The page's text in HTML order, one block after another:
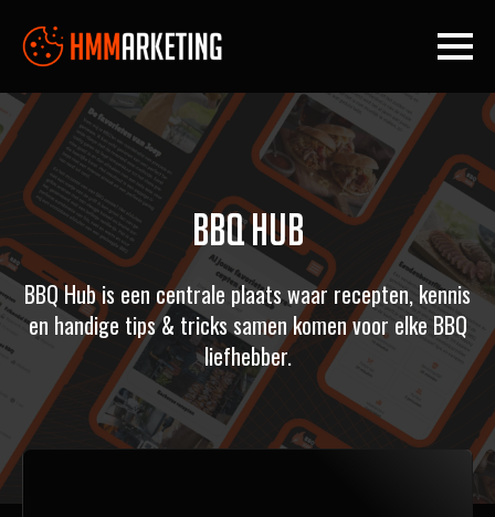
BBQ Hub
BBQ Hub is een centrale plaats waar recepten, kennis
en handige tips & tricks samen komen voor elke BBQ
liefhebber.